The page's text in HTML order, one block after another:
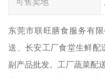
可售卖地
东莞市联旺膳食服务有
送、长安工厂食堂生鲜配
副产品批发。工厂蔬菜配送